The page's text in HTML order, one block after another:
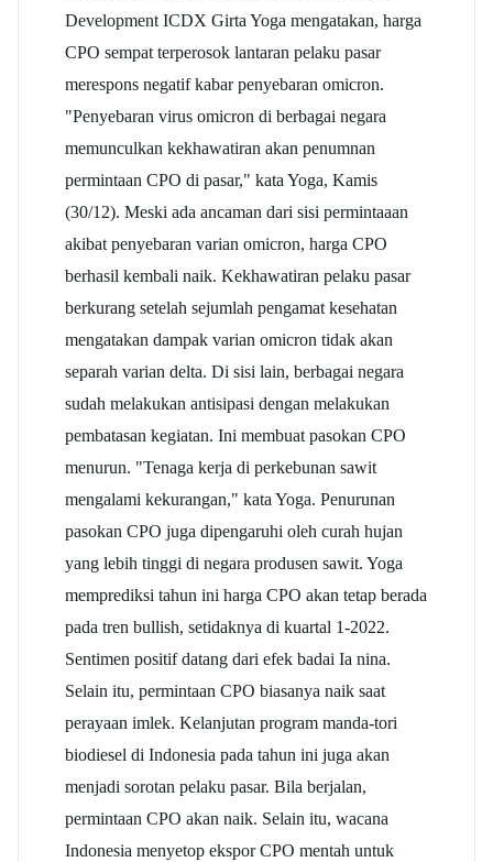
Development ICDX Girta Yoga mengatakan, harga
CPO sempat terperosok lantaran pelaku pasar
merespons negatif kabar penyebaran omicron.
"Penyebaran virus omicron di berbagai negara
memunculkan kekhawatiran akan penumnan
permintaan CPO di pasar," kata Yoga, Kamis
(30/12). Meski ada ancaman dari sisi permintaaan
akibat penyebaran varian omicron, harga CPO
berhasil kembali naik. Kekhawatiran pelaku pasar
berkurang setelah sejumlah pengamat kesehatan
mengatakan dampak varian omicron tidak akan
separah varian delta. Di sisi lain, berbagai negara
sudah melakukan antisipasi dengan melakukan
pembatasan kegiatan. Ini membuat pasokan CPO
menurun. "Tenaga kerja di perkebunan sawit
mengalami kekurangan," kata Yoga. Penurunan
pasokan CPO juga dipengaruhi oleh curah hujan
yang lebih tinggi di negara produsen sawit. Yoga
memprediksi tahun ini harga CPO akan tetap berada
pada tren bullish, setidaknya di kuartal 1-2022.
Sentimen positif datang dari efek badai Ia nina.
Selain itu, permintaan CPO biasanya naik saat
perayaan imlek. Kelanjutan program manda-tori
biodiesel di Indonesia pada tahun ini juga akan
menjadi sorotan pelaku pasar. Bila berjalan,
permintaan CPO akan naik. Selain itu, wacana
Indonesia menyetop ekspor CPO mentah untuk